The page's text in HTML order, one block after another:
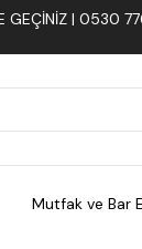
GEÇINIZ | 0530
Mutfak ve Bar